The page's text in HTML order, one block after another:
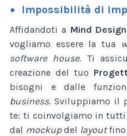
Impossibilità di
Affidandoti a Mind Design
vogliamo essere la tua
software house. Ti
creazione del tuo
bisogni e dalle
business. Sviluppiamo il
te: ti coinvolgiamo in
dal mockupdel layoutfino